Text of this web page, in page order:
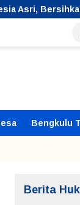
Kota
Bengkulu
Berita